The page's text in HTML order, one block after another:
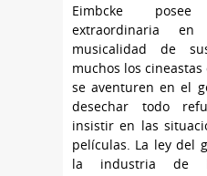
Eimbcke
extraordinaria
musicalidad de
muchos los
se aventuren en el
desechar todo
insistir en las
películas. La ley del
la industria de